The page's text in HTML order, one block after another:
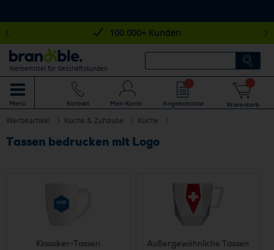
100.000+ Kunden
Werbemittel für Geschäftskunden
Menü Kontakt Mein Konto Angebotsliste Warenkorb
Werbeartikel Küche & Zuhause Küche
Tassen bedrucken mit Logo
Klassiker-Tassen Außergewöhnliche Tassen